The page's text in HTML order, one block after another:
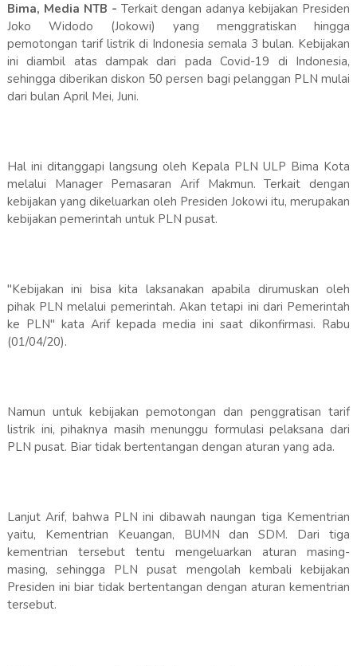
Bima, Media NTB - Terkait dengan adanya kebijakan Presiden
Joko Widodo (Jokowi) yang menggratiskan hingga
pemotongan tarif listrik di Indonesia semala 3 bulan. Kebijakan
ini diambil atas dampak dari pada Covid-19 di Indonesia,
sehingga diberikan diskon 50 persen bagi pelanggan PLN mulai
dari bulan April Mei, Juni.
Hal ini ditanggapi langsung oleh Kepala PLN ULP Bima Kota
melalui Manager Pemasaran Arif Makmun. Terkait dengan
kebijakan yang dikeluarkan oleh Presiden Jokowi itu, merupakan
kebijakan pemerintah untuk PLN pusat.
"Kebijakan ini bisa kita laksanakan apabila dirumuskan oleh
pihak PLN melalui pemerintah. Akan tetapi ini dari Pemerintah
ke PLN" kata Arif kepada media ini saat dikonfirmasi. Rabu
(01/04/20).
Namun untuk kebijakan pemotongan dan penggratisan tarif
listrik ini, pihaknya masih menunggu formulasi pelaksana dari
PLN pusat. Biar tidak bertentangan dengan aturan yang ada.
Lanjut Arif, bahwa PLN ini dibawah naungan tiga Kementrian
yaitu, Kementrian Keuangan, BUMN dan SDM. Dari tiga
kementrian tersebut tentu mengeluarkan aturan masing-
masing, sehingga PLN pusat mengolah kembali kebijakan
Presiden ini biar tidak bertentangan dengan aturan kementrian
tersebut.